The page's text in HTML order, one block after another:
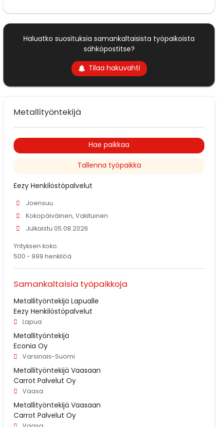
Haluatko suosituksia samankaltaisista työpaikoista
sähköpostitse?
Tilaa hakuvahti
Metallityöntekijä
Hae paikkaa
Tallenna työpaikka
Eezy Henkilöstöpalvelut
Joensuu
Kokopäiväinen, Vakituinen
Julkaistu 05.08.2026
Yrityksen koko:
500 - 999 henkilöä
Samankaltaisia työpaikkoja
Metallityöntekijä Lapualle
Eezy Henkilöstöpalvelut
Lapua
Metallityöntekijä
Econia Oy
Varsinais-Suomi
Metallityöntekijä Vaasaan
Carrot Palvelut Oy
Vaasa
Metallityöntekijä Vaasaan
Carrot Palvelut Oy